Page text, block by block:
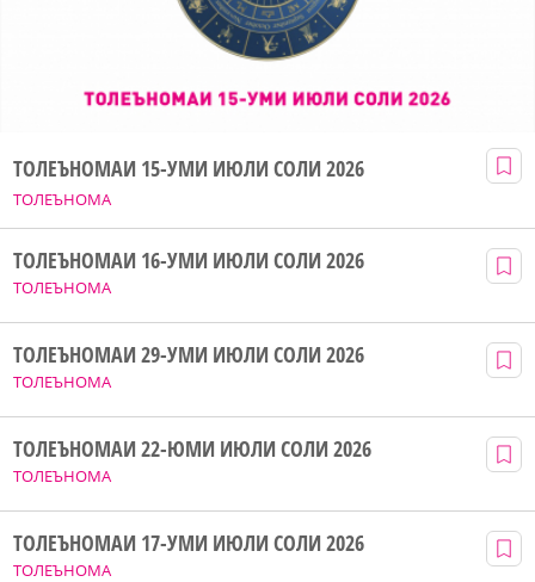
ТОЛЕЪНОМА
ТОЛЕЪНОМАИ 15-УМИ ИЮЛИ СОЛИ 2026
ТОЛЕЪНОМА
ТОЛЕЪНОМАИ 16-УМИ ИЮЛИ СОЛИ 2026
ТОЛЕЪНОМА
ТОЛЕЪНОМАИ 29-УМИ ИЮЛИ СОЛИ 2026
ТОЛЕЪНОМА
ТОЛЕЪНОМАИ 22-ЮМИ ИЮЛИ СОЛИ 2026
ТОЛЕЪНОМА
ТОЛЕЪНОМАИ 17-УМИ ИЮЛИ СОЛИ 2026